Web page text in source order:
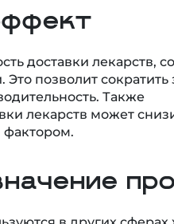
доставки лекарств,
позволит сократить
Также
лекарств может
в других сферах